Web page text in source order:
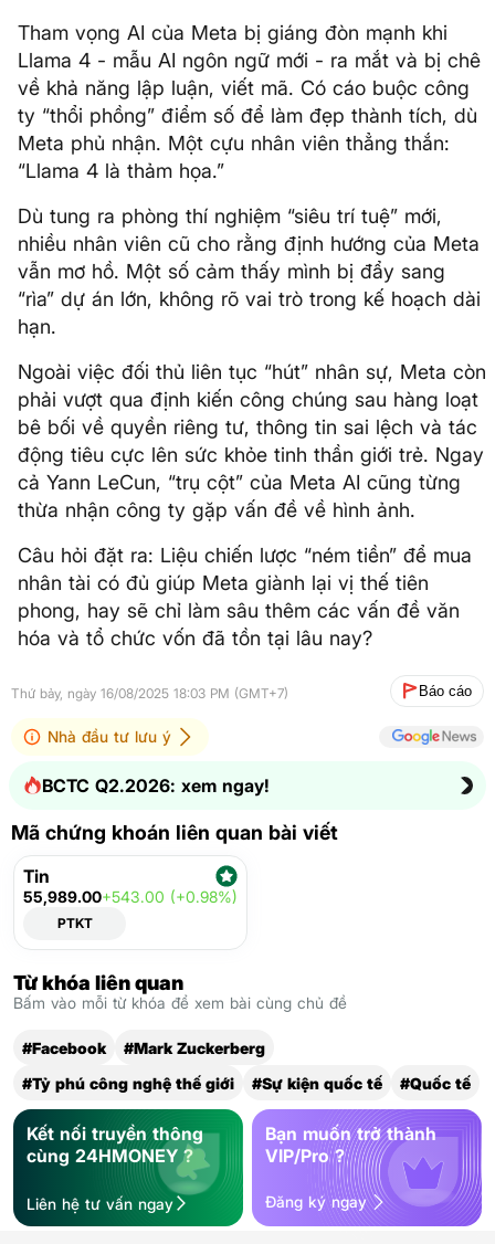
Tham vọng AI của Meta bị giáng đòn mạnh khi
Llama 4 - mẫu AI ngôn ngữ mới - ra mắt và bị chê
về khả năng lập luận, viết mã. Có cáo buộc công
ty “thổi phồng” điểm số để làm đẹp thành tích, dù
Meta phủ nhận. Một cựu nhân viên thẳng thắn:
“Llama 4 là thảm họa.”
Dù tung ra phòng thí nghiệm “siêu trí tuệ” mới,
nhiều nhân viên cũ cho rằng định hướng của Meta
vẫn mơ hồ. Một số cảm thấy mình bị đẩy sang
“rìa” dự án lớn, không rõ vai trò trong kế hoạch dài
hạn.
Ngoài việc đối thủ liên tục “hút” nhân sự, Meta còn
phải vượt qua định kiến công chúng sau hàng loạt
bê bối về quyền riêng tư, thông tin sai lệch và tác
động tiêu cực lên sức khỏe tinh thần giới trẻ. Ngay
cả Yann LeCun, “trụ cột” của Meta AI cũng từng
thừa nhận công ty gặp vấn đề về hình ảnh.
Câu hỏi đặt ra: Liệu chiến lược “ném tiền” để mua
nhân tài có đủ giúp Meta giành lại vị thế tiên
phong, hay sẽ chỉ làm sâu thêm các vấn đề văn
hóa và tổ chức vốn đã tồn tại lâu nay?
Thứ bảy, ngày 16/08/2025 18:03 PM (GMT+7) Báo cáo
Nhà đầu tư lưu ý
BCTC Q2.2026: xem ngay!
Mã chứng khoán liên quan bài viết
Tin
55,989.00+543.00 (+0.98%)
PTKT
Từ khóa liên quan
Bấm vào mỗi từ khóa để xem bài cùng chủ đề
#Facebook
#Mark Zuckerberg
#Tỷ phú công nghệ thế giới
#Sự kiện quốc tế #Quốc tế
Kết nối truyền thông
cùng 24HMONEY ?
Liên hệ tư vấn ngay
Bạn muốn trở thành
VIP/Pro ?
Đăng ký ngay